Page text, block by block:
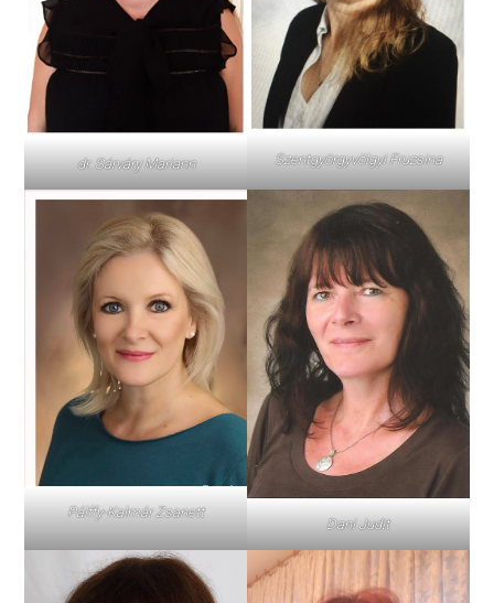
dr. Sárváry Mariann Szentgyörgyvölgyi Fruzsina
Pálffy-Kalmár Zsanett
Dani Judit